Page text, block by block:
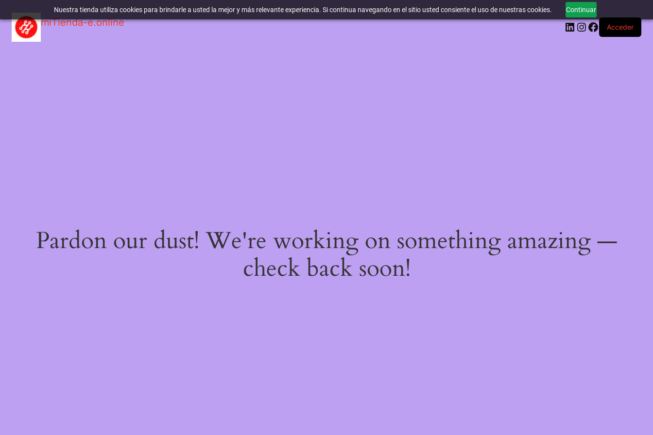
Nuestra tienda utiliza cookies para brindarle a usted la mejor y más relevante experiencia. Si continua navegando en el sitio usted consiente el uso de nuestras cookies. Continuar
miTienda-e.online LinkedIn
Instagram
Facebook
Acceder
Pardon our dust! We're working on something amazing —
check back soon!